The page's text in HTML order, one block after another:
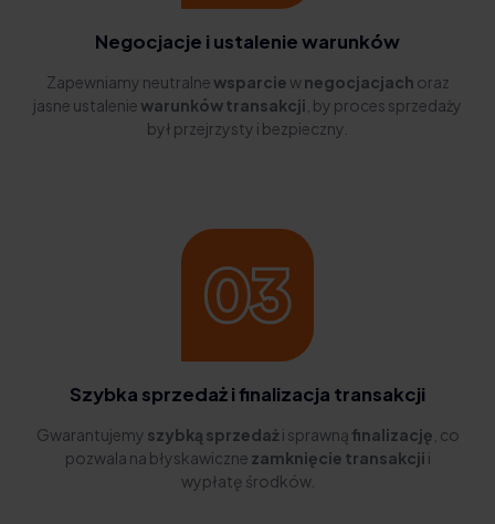
Negocjacje i ustalenie warunków
Zapewniamy neutralnewsparciewnegocjacjach oraz
jasne ustaleniewarunków transakcji , by proces sprzedaży
był przejrzysty i bezpieczny.
Szybka sprzedaż i finalizacja transakcji
Gwarantujemy szybką sprzedaż i sprawną finalizację , co
pozwala na błyskawiczne zamknięcie transakcji i
wypłatę środków.